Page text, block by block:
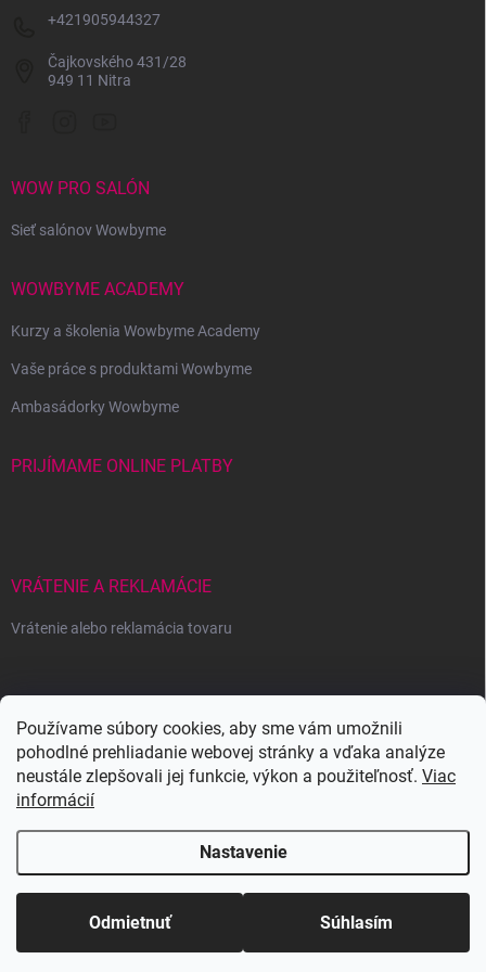
Používame súbory cookies, aby sme vám umožnili
pohodlné prehliadanie webovej stránky a vďaka analýze
neustále zlepšovali jej funkcie, výkon a použiteľnosť. Viac
informácií
Nastavenie
Odmietnuť Súhlasím
+421905944327
Čajkovského 431/28
949 11 Nitra
WOW PRO SALÓN
Sieť salónov Wowbyme
WOWBYME ACADEMY
Kurzy a školenia Wowbyme Academy
Vaše práce s produktami Wowbyme
Ambasádorky Wowbyme
PRIJÍMAME ONLINE PLATBY
VRÁTENIE A REKLAMÁCIE
Vrátenie alebo reklamácia tovaru
Vytvoril Shoptet
Copyright 2026WOWBYME. Všetky práva vyhradené.Upraviť nastavenie